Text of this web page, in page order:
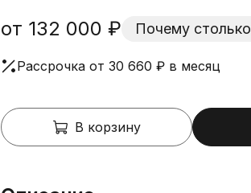
от 132 000 ₽ Почему столько
Рассрочка от 30 660 ₽ в месяц
В корзину